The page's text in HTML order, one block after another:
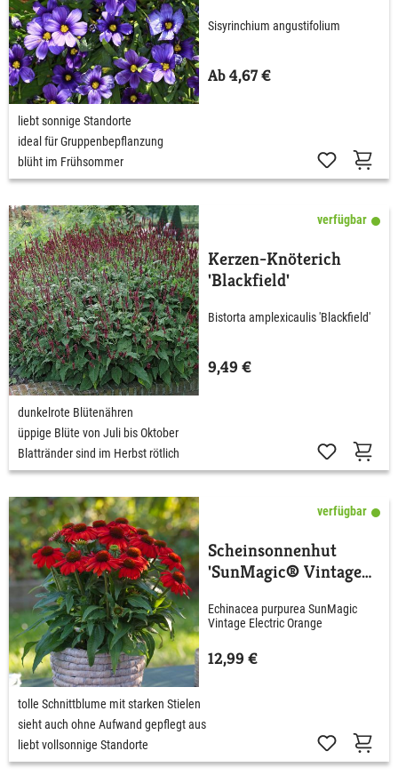
Sisyrinchium angustifolium
Ab 4,67 €
liebt sonnige Standorte
ideal für Gruppenbepflanzung
blüht im Frühsommer
verfügbar
Kerzen-Knöterich
'Blackfield'
Bistorta amplexicaulis 'Blackfield'
9,49 €
dunkelrote Blütenähren
üppige Blüte von Juli bis Oktober
Blattränder sind im Herbst rötlich
verfügbar
Scheinsonnenhut
'SunMagic® Vintage
Echinacea purpurea SunMagic
Vintage Electric Orange
12,99 €
tolle Schnittblume mit starken Stielen
sieht auch ohne Aufwand gepflegt aus
liebt vollsonnige Standorte